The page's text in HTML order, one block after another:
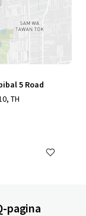
5 Road
TH
pagina